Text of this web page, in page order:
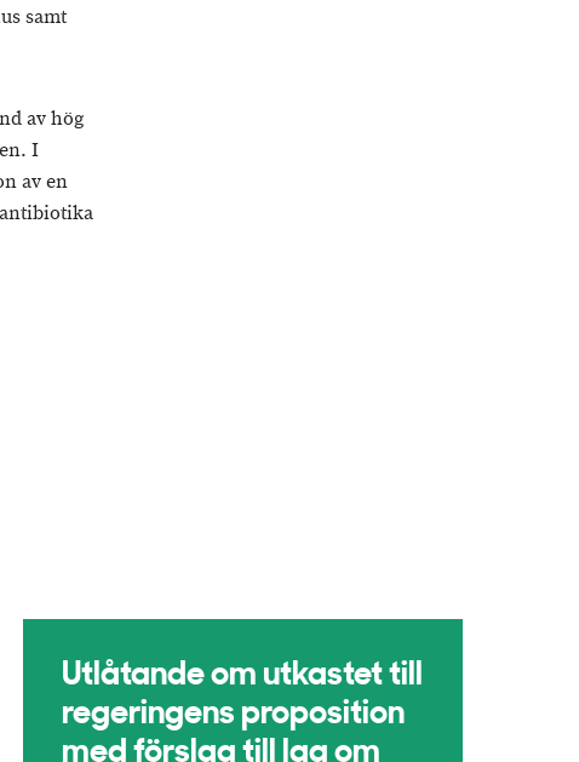
samt
av hög
I
av en
Utlåtande om utkastet till
regeringens proposition
med förslag till lag om